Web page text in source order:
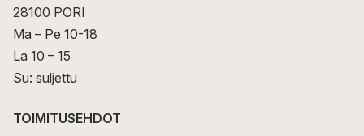
28100 PORI
Ma – Pe 10-18
La 10 – 15
Su: suljettu
TOIMITUSEHDOT